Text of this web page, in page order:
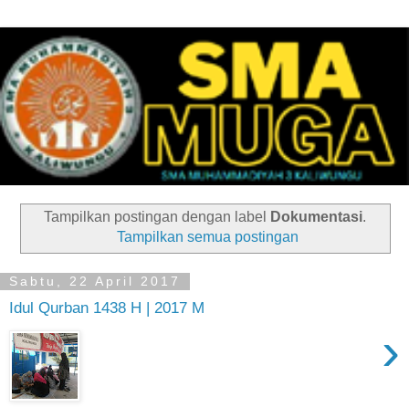
Tampilkan postingan dengan label Dokumentasi.
Tampilkan semua postingan
Sabtu, 22 April 2017
Idul Qurban 1438 H | 2017 M
›